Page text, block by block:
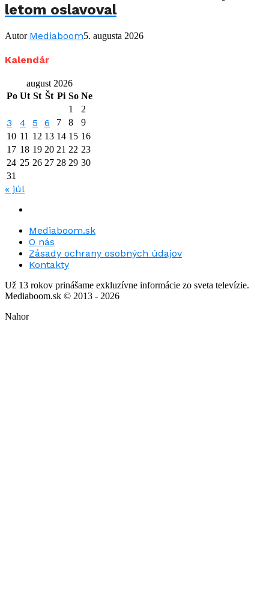
letom oslavoval
Autor Mediaboom5. augusta 2026
Kalendár
august 2026
Po Ut St Št Pi So Ne
1
2
3 4 5 6 7 8
9
10 11 12 13 14 15 16
17 18 19 20 21 22 23
24 25 26 27 28 29 30
31
« júl
Mediaboom.sk
O nás
Zásady ochrany osobných údajov
Kontakty
Už 13 rokov prinášame exkluzívne informácie zo sveta televízie.
Mediaboom.sk © 2013 - 2026
Nahor